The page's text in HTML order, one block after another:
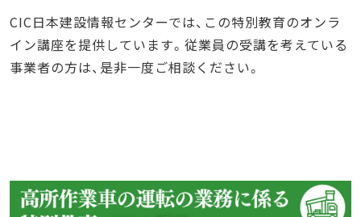
CIC日本建設情報センターでは、この特別教育のオンラ
イン講座を提供しています。従業員の受講を考えている
事業者の方は、是非一度ご相談ください。